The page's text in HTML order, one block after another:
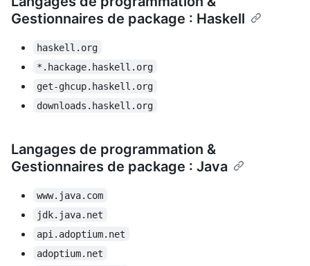
Gestionnaires de package : Haskell
haskell.org
*.hackage.haskell.org
get-ghcup.haskell.org
downloads.haskell.org
Langages de programmation &
Gestionnaires de package : Java
www.java.com
jdk.java.net
api.adoptium.net
adoptium.net